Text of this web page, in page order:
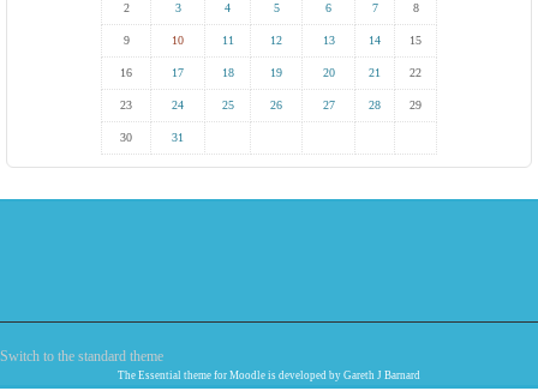
2 3 4 5 6 7 8
9 10 11 12 13 14 15
16 17 18 19 20 21 22
23 24 25 26 27 28 29
30 31
Switch to the standard theme
The Essential theme for Moodle is developed by Gareth J Barnard